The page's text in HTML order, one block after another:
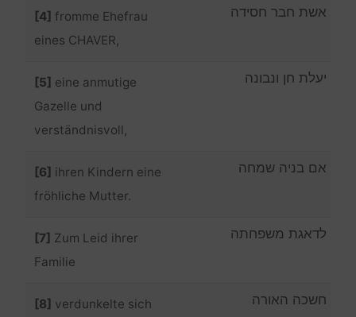
[4] fromme Ehefrau
eines CHAVER,
אשת חבר חסידה
[5] eine anmutige
Gazelle und
verständnisvoll,
יעלת חן ונבונה
[6] ihren Kindern eine
fröhliche Mutter.
אם בניה שמחה
[7] Zum Leid ihrer
Familie
לדאגת משפחתה
[8] verdunkelte sich
חשכה האורה